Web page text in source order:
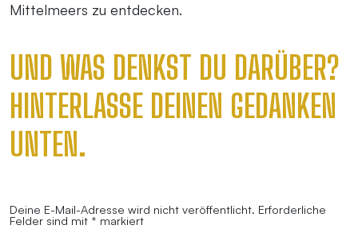
Mittelmeers zu entdecken.
UND WAS DENKST DU DARÜBER?
HINTERLASSE DEINEN GEDANKEN
UNTEN.
Deine E-Mail-Adresse wird nicht veröffentlicht. Erforderliche
Felder sind mit * markiert